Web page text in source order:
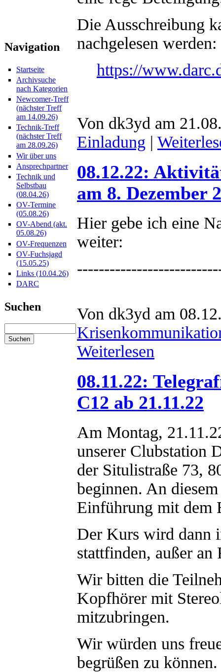
Navigation
Startseite
Archivsuche
nach Kategorien
Newcomer-Treff
(nächster Treff
am 14.09.26)
Technik-Treff
(nächster Treff
am 28.09.26)
Wir über uns
Ansprechpartner
Technik und
Selbstbau
(08.04.26)
OV-Termine
(05.08.26)
OV-Abend (akt.
05.08.26)
OV-Frequenzen
OV-Fuchsjagd
(15.05.25)
Links (10.04.26)
DARC
Suchen
Die Ausschreibung
nachgelesen werden:
https://
Von dk3yd am
Einladung |
08.12.22:
am 8. Dezember
Hier gebe ich eine
weiter:
Von dk3yd am
Weiterlesen
08.11.22:
C12 ab 21.11.22
Am Montag,
unserer
der Situlistraße 73,
beginnen. An
Einführung mit dem
Der Kurs wird dann
stattfinden, außer an
Wir bitten die
Kopfhörer mit
mitzubringen.
Wir würden uns
begrüßen zu können.